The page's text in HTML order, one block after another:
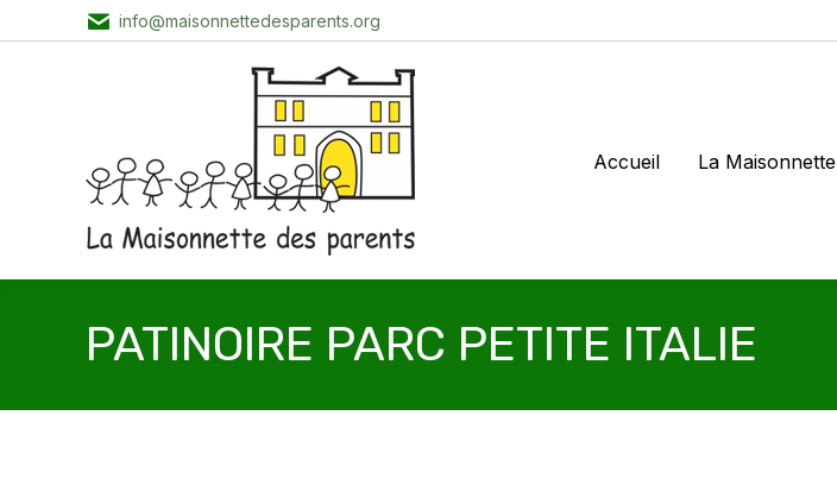
info@maisonnettedesparents.org
Accueil La Maisonnette
PATINOIRE PARC PETITE ITALIE